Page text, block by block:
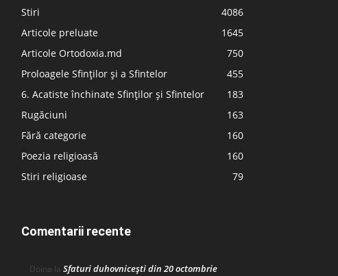
Stiri
4086
Articole preluate
1645
Articole Ortodoxia.md
750
Proloagele Sfinților și a Sfintelor
455
6. Acatiste închinate Sfinților și Sfintelor
183
Rugăciuni
163
Fără categorie
160
Poezia religioasă
160
Stiri religioase
79
Comentarii recente
Doina la Sfaturi duhovnicești din 20 octombrie